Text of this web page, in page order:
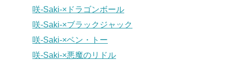
咲-Saki-×ドラゴンボール
咲-Saki-×ブラックジャック
咲-Saki-×ベン・トー
咲-Saki-×悪魔のリドル